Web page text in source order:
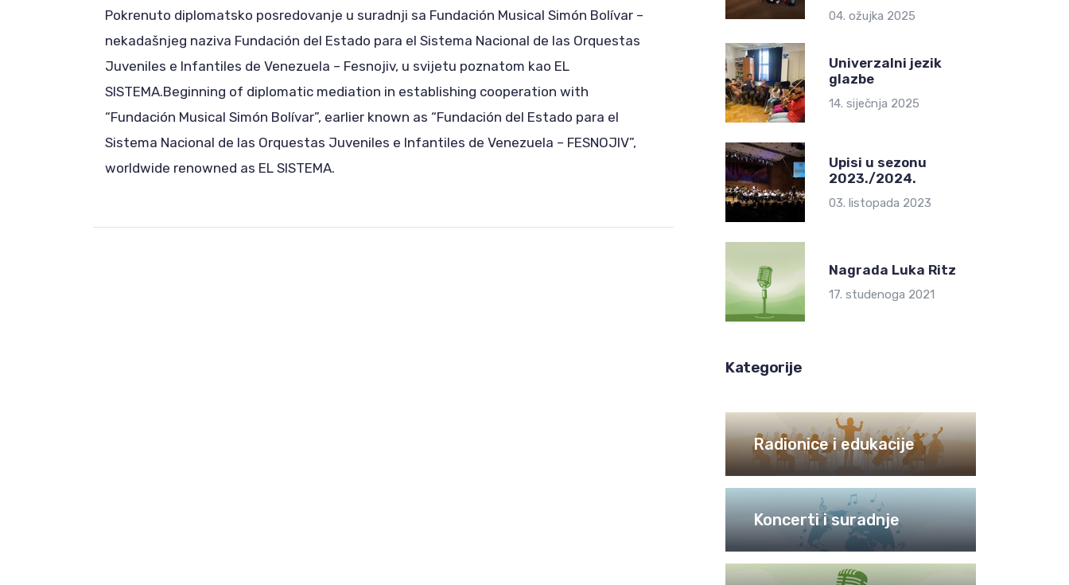
Pokrenuto diplomatsko posredovanje u suradnji sa Fundación Musical Simón Bolívar –
nekadašnjeg naziva Fundación del Estado para el Sistema Nacional de las Orquestas
Juveniles e Infantiles de Venezuela – Fesnojiv, u svijetu poznatom kao EL
SISTEMA.Beginning of diplomatic mediation in establishing cooperation with
“Fundación Musical Simón Bolívar”, earlier known as “Fundación del Estado para el
Sistema Nacional de las Orquestas Juveniles e Infantiles de Venezuela – FESNOJIV”,
worldwide renowned as EL SISTEMA.
04. ožujka 2025
Univerzalni jezik
glazbe
14. siječnja 2025
Upisi u sezonu
2023./2024.
03. listopada 2023
Nagrada Luka Ritz
17. studenoga 2021
Kategorije
Radionice i edukacije
Koncerti i suradnje